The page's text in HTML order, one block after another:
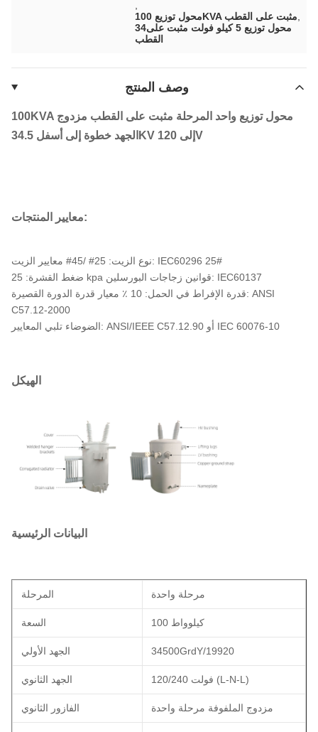
محول توزيع 100KVA مثبت على القطب
34محول توزيع 5 كيلو فولت مثبت على
القطب
وصف المنتج
100KVA محول توزيع واحد المرحلة مثبت على القطب مزدوج
الجهد خطوة إلى أسفل 34.5KV إلى 120V
معايير المنتجات:
نوع الزيت: 25# /45# معايير الزيت: IEC60296 25#
ضغط القشرة: 25 kpa قوانين زجاجات البورسلين: IEC60137
قدرة الإفراط في الحمل: 10 ٪ معيار قدرة الدورة القصيرة: ANSI
C57.12-2000
الضوضاء تلبي المعايير: ANSI/IEEE C57.12.90 أو IEC 60076-10
الهيكل
البيانات الرئيسية
المرحلة مرحلة واحدة
السعة 100 كيلوواط
الجهد الأولي 34500GrdY/19920
الجهد الثانوي 120/240 فولت (L-N-L)
الفازور الثانوي مزدوج الملفوفة مرحلة واحدة